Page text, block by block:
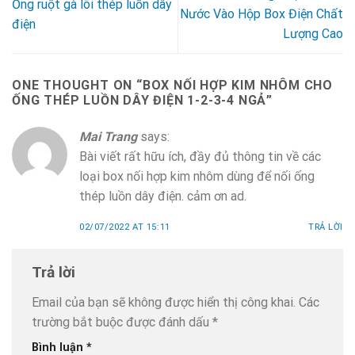
Ống ruột gà lõi thép luồn dây
điện
Nước Vào Hộp Box Điện Chất
Lượng Cao
ONE THOUGHT ON “BOX NỐI HỢP KIM NHÔM CHO
ỐNG THÉP LUỒN DÂY ĐIỆN 1-2-3-4 NGẢ”
Mai Trang says:
Bài viết rất hữu ích, đầy đủ thông tin về các
loại box nối hợp kim nhôm dùng để nối ống
thép luồn dây điện. cảm ơn ad.
02/07/2022 AT 15:11 TRẢ LỜI
Trả lời
Email của bạn sẽ không được hiển thị công khai. Các
trường bắt buộc được đánh dấu *
Bình luận *